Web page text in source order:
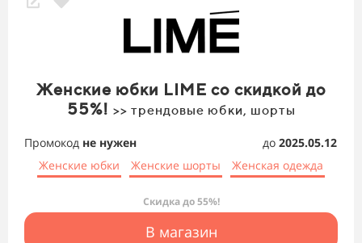
Женские юбки LIME со скидкой до
55%! >> трендовые юбки, шорты
Промокод не нужен до 2025.05.12
Женские юбки
Женские шорты Женская одежда
Скидка до 55%!
В магазин